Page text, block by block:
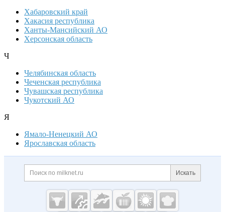
Хабаровский край
Хакасия республика
Ханты-Мансийский АО
Херсонская область
Ч
Челябинская область
Чеченская республика
Чувашская республика
Чукотский АО
Я
Ямало-Ненецкий АО
Ярославская область
Дополнительная информация
Поиск по сайту и
Искать
Cсылки на полезные проекты